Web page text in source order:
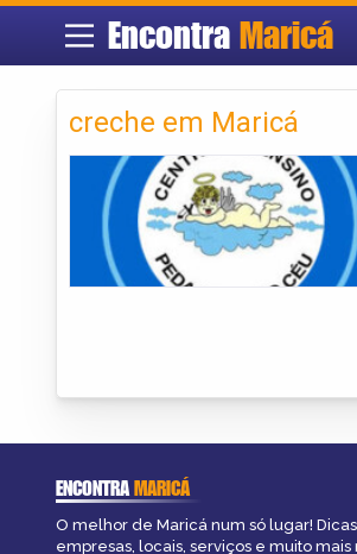
Encontra Maricá
creche em Maricá
ENCONTRAMARICÁ
O melhor de Maricá num só lugar!
empresas, locais, serviços e muito mais